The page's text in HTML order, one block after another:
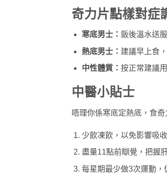
奇力片點樣對症
寒底男士： 飯後溫水送
熱底男士： 建議早上食
中性體質： 按正常建議
中醫小貼士
唔理你係寒底定熱底，食奇
少飲凍飲，以免影響吸收
盡量11點前瞓覺，把握
每星期最少做3次運動，